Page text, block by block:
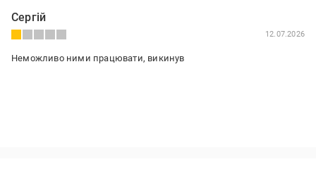
Сергій
12.07.2026
Неможливо ними працювати, викинув